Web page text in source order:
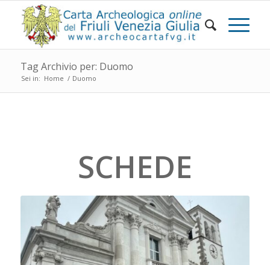
Tag Archivio per: Duomo
Sei in: Home / Duomo
SCHEDE